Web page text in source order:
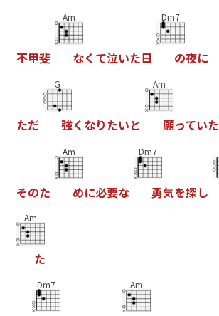
不甲斐
Am
なく て泣いた日
Dm7
の夜に
ただ
G
強く なりたいと
Am
願っていた
そのた
Am
めに必要な
Dm7
勇気を探し
Am
た
Dm7 Am